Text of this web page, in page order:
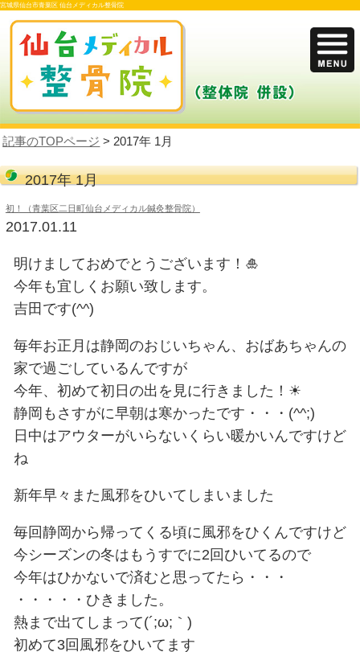
宮城県仙台市青葉区 仙台メディカル整骨院
記事のTOPページ> 2017年 1月
2017年 1月
初！（青葉区二日町仙台メディカル鍼灸整骨院）
明けましておめでとうございます
今年も宜しくお願い致します。
吉田です(^^)
毎年お正月は静岡のおじいちゃん
家で過ごしているんですが
今年、初めて初日の出を見に行き
静岡もさすがに早朝は寒かったで
日中はアウターがいらないくらい